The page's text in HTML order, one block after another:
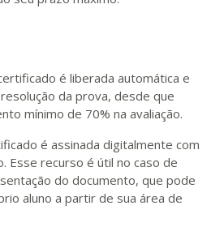
é liberada automática e
da prova, desde que
mínimo de 70% na avaliação.
é assinada digitalmente com
Esse recurso é útil no caso de
do documento, que pode
aluno a partir de sua área de